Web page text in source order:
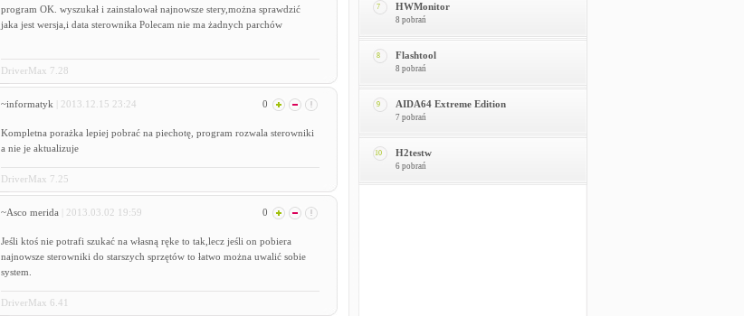
program OK. wyszukał i zainstalował najnowsze stery,można sprawdzić
jaka jest wersja,i data sterownika Polecam nie ma żadnych parchów
DriverMax 7.28
~informatyk | 2013.12.15 23:24 0
Kompletna porażka lepiej pobrać na piechotę, program rozwala sterowniki
a nie je aktualizuje
DriverMax 7.25
~Asco merida | 2013.03.02 19:59 0
Jeśli ktoś nie potrafi szukać na własną ręke to tak,lecz jeśli on pobiera
najnowsze sterowniki do starszych sprzętów to łatwo można uwalić sobie
system.
DriverMax 6.41
7 HWMonitor
8 pobrań
8 Flashtool
8 pobrań
9 AIDA64 Extreme Edition
7 pobrań
10 H2testw
6 pobrań